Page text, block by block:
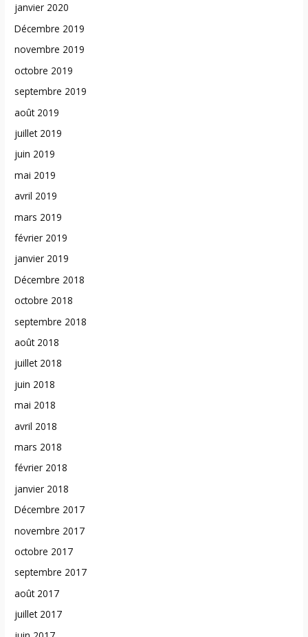
janvier 2020
Décembre 2019
novembre 2019
octobre 2019
septembre 2019
août 2019
juillet 2019
juin 2019
mai 2019
avril 2019
mars 2019
février 2019
janvier 2019
Décembre 2018
octobre 2018
septembre 2018
août 2018
juillet 2018
juin 2018
mai 2018
avril 2018
mars 2018
février 2018
janvier 2018
Décembre 2017
novembre 2017
octobre 2017
septembre 2017
août 2017
juillet 2017